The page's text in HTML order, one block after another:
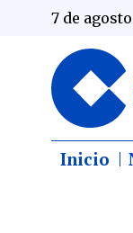
7 de
Inicio